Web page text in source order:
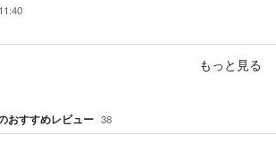
もっと見る
おすすめレビュー 38